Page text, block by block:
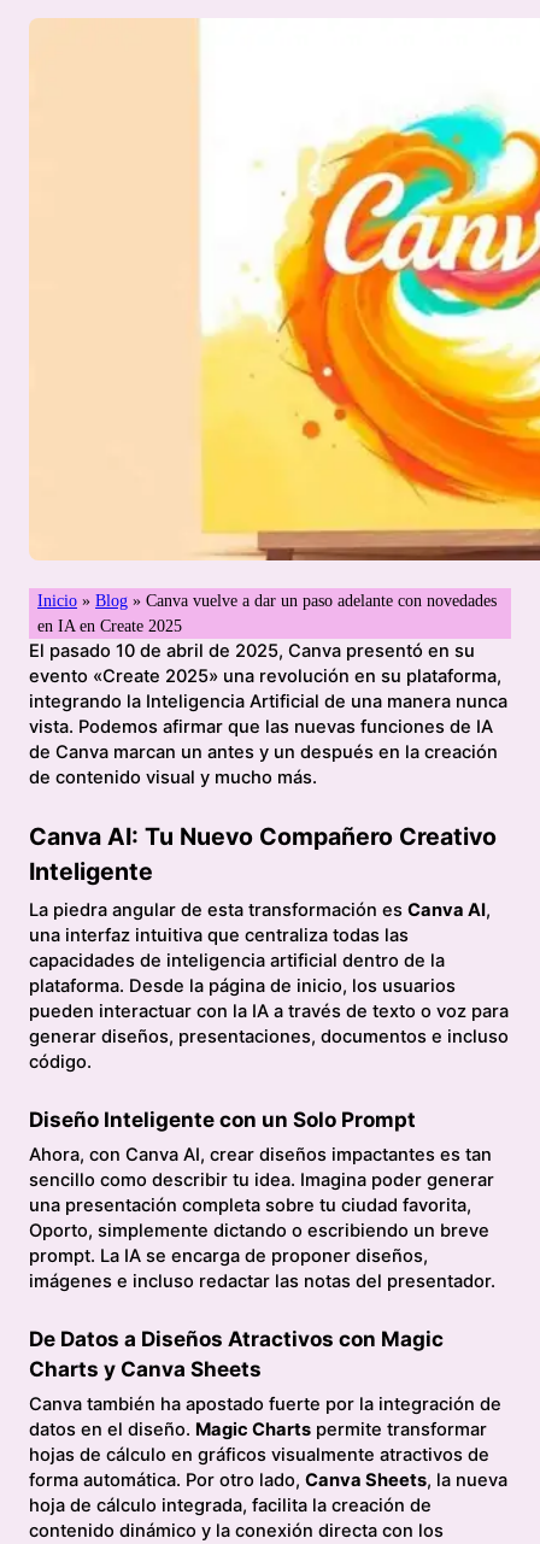
Inicio »Blog »Canva vuelve a dar un paso adelante con novedades
en IA en Create 2025
El pasado 10 de abril de 2025, Canva presentó en su
evento «Create 2025» una revolución en su plataforma,
integrando la Inteligencia Artificial de una manera nunca
vista. Podemos afirmar que las nuevas funciones de IA
de Canva marcan un antes y un después en la creación
de contenido visual y mucho más.
Canva AI: Tu Nuevo Compañero Creativo
Inteligente
La piedra angular de esta transformación es Canva AI,
una interfaz intuitiva que centraliza todas las
capacidades de inteligencia artificial dentro de la
plataforma. Desde la página de inicio, los usuarios
pueden interactuar con la IA a través de texto o voz para
generar diseños, presentaciones, documentos e incluso
código.
Diseño Inteligente con un Solo Prompt
Ahora, con Canva AI, crear diseños impactantes es tan
sencillo como describir tu idea. Imagina poder generar
una presentación completa sobre tu ciudad favorita,
Oporto, simplemente dictando o escribiendo un breve
prompt. La IA se encarga de proponer diseños,
imágenes e incluso redactar las notas del presentador.
De Datos a Diseños Atractivos con Magic
Charts y Canva Sheets
Canva también ha apostado fuerte por la integración de
datos en el diseño. Magic Charts permite transformar
hojas de cálculo en gráficos visualmente atractivos de
forma automática. Por otro lado, Canva Sheets, la nueva
hoja de cálculo integrada, facilita la creación de
contenido dinámico y la conexión directa con los